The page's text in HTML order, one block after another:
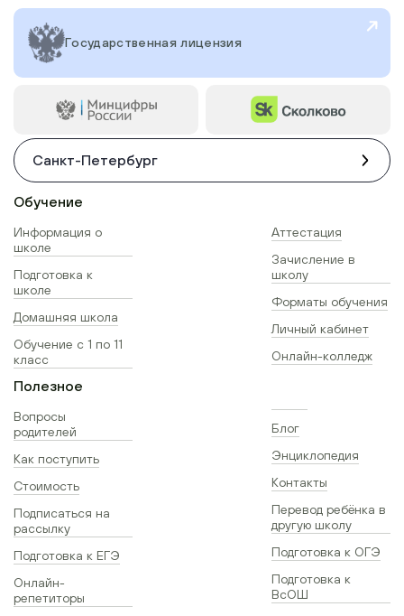
Государственная лицензия
Санкт-Петербург
Обучение
Информация о
школе
Подготовка к
школе
Домашняя школа
Обучение с 1 по 11
класс
Аттестация
Зачисление в
школу
Форматы обучения
Личный кабинет
Онлайн-колледж
Полезное
Вопросы
родителей
Как поступить
Стоимость
Подписаться на
рассылку
Подготовка к ЕГЭ
Онлайн-
репетиторы
Блог
Энциклопедия
Контакты
Перевод ребёнка в
другую школу
Подготовка к ОГЭ
Подготовка к
ВсОШ